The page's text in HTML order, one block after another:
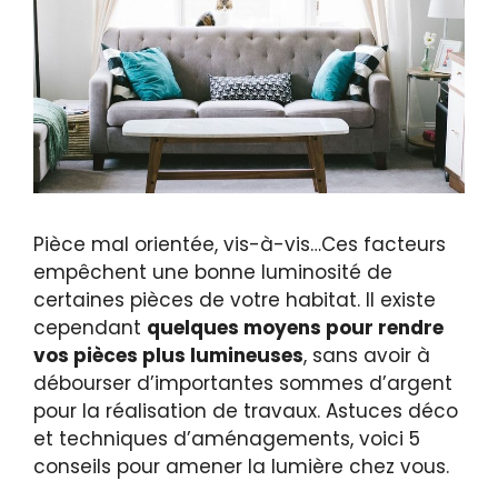
Pièce mal orientée, vis-à-vis…Ces facteurs
empêchent une bonne luminosité de
certaines pièces de votre habitat. Il existe
cependant quelques moyens pour rendre
vos pièces plus lumineuses, sans avoir à
débourser d’importantes sommes d’argent
pour la réalisation de travaux. Astuces déco
et techniques d’aménagements, voici 5
conseils pour amener la lumière chez vous.